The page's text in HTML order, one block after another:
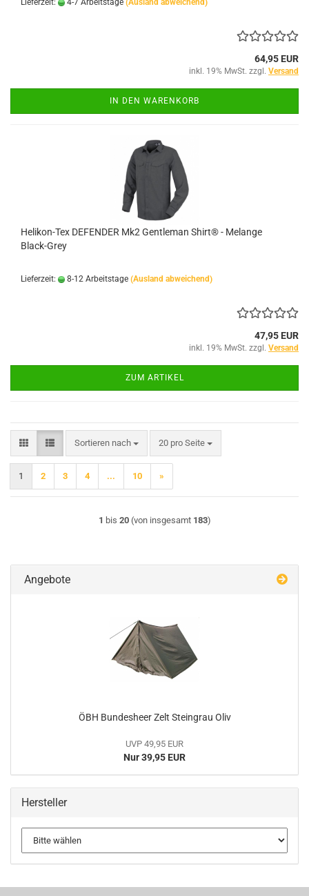
Lieferzeit: 4-7 Arbeitstage (Ausland abweichend)
64,95 EUR
inkl. 19% MwSt. zzgl. Versand
IN DEN WARENKORB
Helikon-Tex DEFENDER Mk2 Gentleman Shirt® - Melange
Black-Grey
Lieferzeit: 8-12 Arbeitstage (Ausland abweichend)
47,95 EUR
inkl. 19% MwSt. zzgl. Versand
ZUM ARTIKEL
Sortieren nach
Sortieren nach 20 pro Seite
pro Seite
1 2 3 4 ... 10 »
1 bis 20(von insgesamt 183)
Angebote
ÖBH Bundesheer Zelt Steingrau Oliv
UVP 49,95 EUR
Nur 39,95 EUR
Hersteller